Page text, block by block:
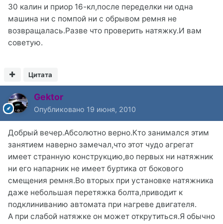
30 калин и приор 16-кл,после переделки ни одна
машина ни с помпой ни с обрывом ремня не
возвращалась.Разве что проверить натяжку.И вам
советую.
Цитата
Gektor
Опубликовано 19 июня, 2010
Добрый вечер.Абсолютно верно.Кто занимался этим
занятием наверно замечал,что этот чудо агрегат
имеет странную конструкцию,во первых ни натяжник
ни его напарник не имеет буртика от бокового
смещения ремня.Во вторых при установке натяжника
даже небольшая перетяжка болта,приводит к
подклиниванию автомата при нагреве двигателя.
А при слабой натяжке он может открутиться.Я обычно